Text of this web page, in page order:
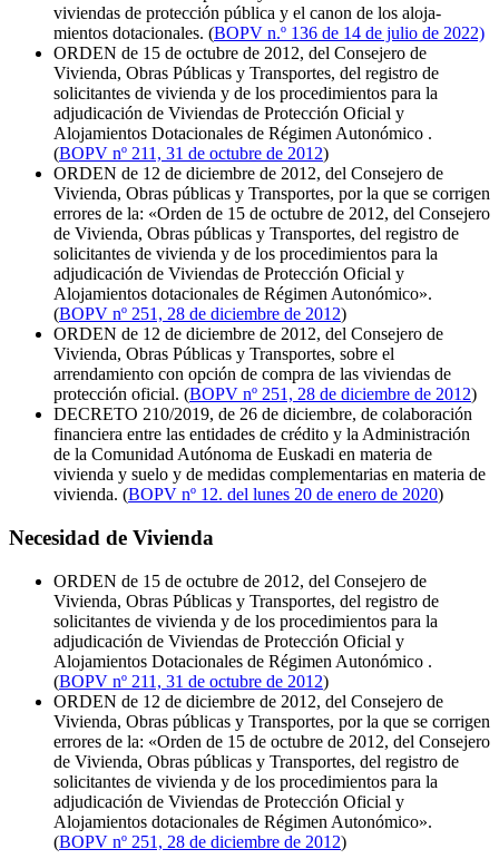
viviendas de protección pública y el canon de los aloja-
mientos dotacionales. (BOPV n.º 136 de 14 de julio de 2022)
ORDEN de 15 de octubre de 2012, del Consejero de
Vivienda, Obras Públicas y Transportes, del registro de
solicitantes de vivienda y de los procedimientos para la
adjudicación de Viviendas de Protección Oficial y
Alojamientos Dotacionales de Régimen Autonómico .
(BOPV nº 211, 31 de octubre de 2012)
ORDEN de 12 de diciembre de 2012, del Consejero de
Vivienda, Obras públicas y Transportes, por la que se corrigen
errores de la: «Orden de 15 de octubre de 2012, del Consejero
de Vivienda, Obras públicas y Transportes, del registro de
solicitantes de vivienda y de los procedimientos para la
adjudicación de Viviendas de Protección Oficial y
Alojamientos dotacionales de Régimen Autonómico».
(BOPV nº 251, 28 de diciembre de 2012)
ORDEN de 12 de diciembre de 2012, del Consejero de
Vivienda, Obras Públicas y Transportes, sobre el
arrendamiento con opción de compra de las viviendas de
protección oficial. (BOPV nº 251, 28 de diciembre de 2012)
DECRETO 210/2019, de 26 de diciembre, de colaboración
financiera entre las entidades de crédito y la Administración
de la Comunidad Autónoma de Euskadi en materia de
vivienda y suelo y de medidas complementarias en materia de
vivienda. (BOPV nº 12. del lunes 20 de enero de 2020)
Necesidad de Vivienda
ORDEN de 15 de octubre de 2012, del Consejero de
Vivienda, Obras Públicas y Transportes, del registro de
solicitantes de vivienda y de los procedimientos para la
adjudicación de Viviendas de Protección Oficial y
Alojamientos Dotacionales de Régimen Autonómico .
(BOPV nº 211, 31 de octubre de 2012)
ORDEN de 12 de diciembre de 2012, del Consejero de
Vivienda, Obras públicas y Transportes, por la que se corrigen
errores de la: «Orden de 15 de octubre de 2012, del Consejero
de Vivienda, Obras públicas y Transportes, del registro de
solicitantes de vivienda y de los procedimientos para la
adjudicación de Viviendas de Protección Oficial y
Alojamientos dotacionales de Régimen Autonómico».
(BOPV nº 251, 28 de diciembre de 2012)